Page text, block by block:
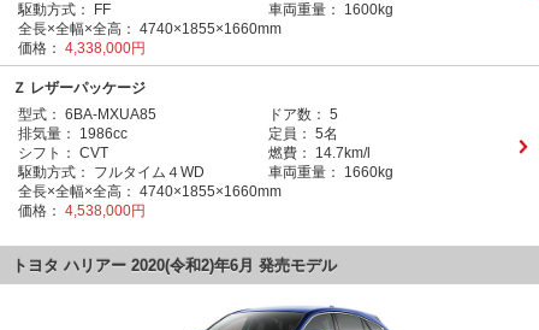
駆動方式：
FF 車両重量：
1600kg
全長×全幅×全高： 4740×1855×1660mm
価格： 4,338,000円
Ｚ レザーパッケージ
型式： 6BA-MXUA85 ドア数： 5
排気量：
1986cc 定員： 5名
シフト： CVT 燃費：
14.7km/l
駆動方式：
フルタイム４WD 車両重量：
1660kg
全長×全幅×全高： 4740×1855×1660mm
価格： 4,538,000円
トヨタ ハリアー 2020(令和2)年6月 発売モデル